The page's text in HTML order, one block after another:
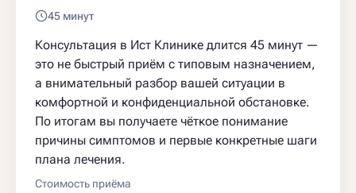
45 минут
Консультация в Ист Клинике длится 45 минут —
это не быстрый приём с типовым назначением,
а внимательный разбор вашей ситуации в
комфортной и конфиденциальной обстановке.
По итогам вы получаете чёткое понимание
причины симптомов и первые конкретные шаги
плана лечения.
Стоимость приёма